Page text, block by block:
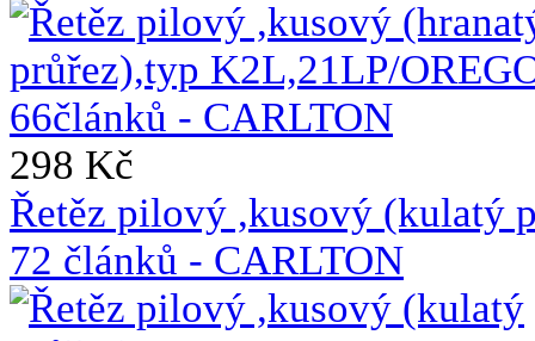
298 Kč
Řetěz pilový ,kusový (kulatý
72 článků - CARLTON